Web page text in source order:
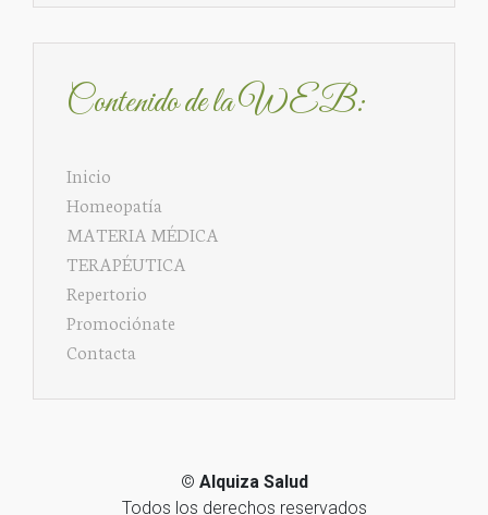
Contenido de la WEB:
Inicio
Homeopatía
MATERIA MÉDICA
TERAPÉUTICA
Repertorio
Promociónate
Contacta
© Alquiza Salud
Todos los derechos reservados